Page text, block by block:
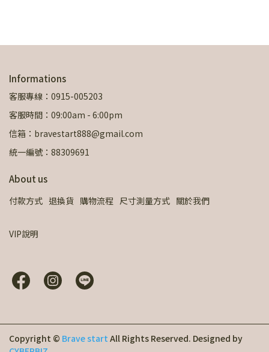
Informations
客服專線：0915-005203
客服時間：09:00am - 6:00pm
信箱：bravestart888@gmail.com
統一編號：88309691
About us
付款方式 退換貨 購物流程 尺寸測量方式 關於我們
VIP說明
Copyright © Brave start All Rights Reserved. Designed by